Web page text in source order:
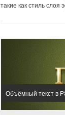
такие какстиль слоя
Объёмный текст в